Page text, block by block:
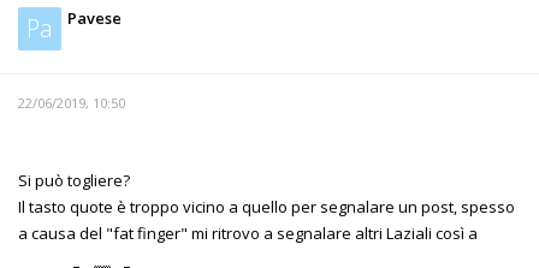
Pa Pavese
22/06/2019, 10:50
Si può togliere?
Il tasto quote è troppo vicino a quello per segnalare un post, spesso
a causa del "fat finger" mi ritrovo a segnalare altri Laziali così a